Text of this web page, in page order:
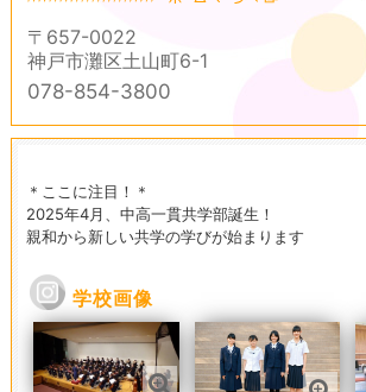
〒657-0022
神戸市灘区土山町6-1
078-854-3800
＊ここに注目！＊
2025年4月、中高一貫共学部誕生！
親和から新しい共学の学びが始まります
学校画像